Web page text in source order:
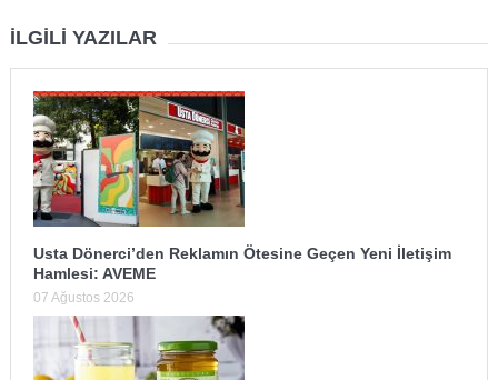
İLGILI YAZILAR
Usta Dönerci’den Reklamın Ötesine Geçen Yeni İletişim
Hamlesi: AVEME
07 Ağustos 2026